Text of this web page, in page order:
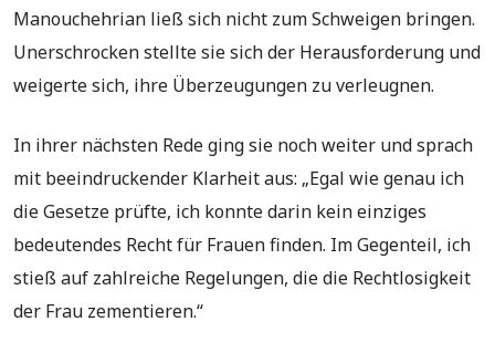
Manouchehrian ließ sich nicht zum Schweigen bringen.
Unerschrocken stellte sie sich der Herausforderung und
weigerte sich, ihre Überzeugungen zu verleugnen.
In ihrer nächsten Rede ging sie noch weiter und sprach
mit beeindruckender Klarheit aus: „Egal wie genau ich
die Gesetze prüfte, ich konnte darin kein einziges
bedeutendes Recht für Frauen finden. Im Gegenteil, ich
stieß auf zahlreiche Regelungen, die die Rechtlosigkeit
der Frau zementieren.“